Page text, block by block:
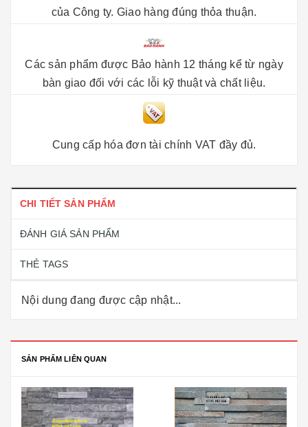
của Công ty. Giao hàng đúng thỏa thuận.
Các sản phẩm được Bảo hành 12 tháng kể từ ngày
bàn giao đối với các lỗi kỹ thuật và chất liệu.
Cung cấp hóa đơn tài chính VAT đầy đủ.
CHI TIẾT SẢN PHẨM
ĐÁNH GIÁ SẢN PHẨM
THẺ TAGS
Nội dung đang được cập nhật...
SẢN PHẨM LIÊN QUAN